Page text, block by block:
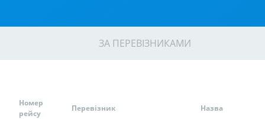
ЗА ПЕРЕВІЗНИКАМИ
Номер
рейсу
Перевізник Назва